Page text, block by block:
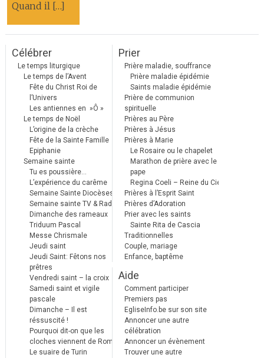
Quand il […]
Célébrer
Le temps liturgique
Le temps de l’Avent
Fête du Christ Roi de
l’Univers
Les antiennes en »Ô »
Le temps de Noël
L’origine de la crèche
Fête de la Sainte Famille
Epiphanie
Semaine sainte
Tu es poussière…
L’expérience du carême
Semaine Sainte Diocèses
Semaine sainte TV & Radio
Dimanche des rameaux
Triduum Pascal
Messe Chrismale
Jeudi saint
Jeudi Saint: Fêtons nos
prêtres
Vendredi saint – la croix
Samedi saint et vigile
pascale
Dimanche – Il est
réssuscité !
Pourquoi dit-on que les
cloches viennent de Rome ?
Le suaire de Turin
Prier
Prière maladie, souffrance
Prière maladie épidémie
Saints maladie épidémie
Prière de communion
spirituelle
Prières au Père
Prières à Jésus
Prières à Marie
Le Rosaire ou le chapelet
Marathon de prière avec le
pape
Regina Coeli – Reine du Ciel
Prières à l’Esprit Saint
Prières d’Adoration
Prier avec les saints
Sainte Rita de Cascia
Traditionnelles
Couple, mariage
Enfance, baptême
Aide
Comment participer
Premiers pas
EgliseInfo.be sur son site
Annoncer une autre
célébration
Annoncer un évènement
Trouver une autre